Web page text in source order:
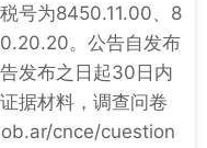
号为8450.11.00、8
。公告自发布
发布之日起30日内
据材料，调查问卷
cnce/cuestion